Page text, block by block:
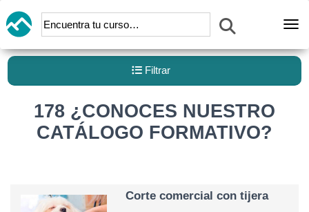
178 ¿CONOCES NUESTRO
CATÁLOGO FORMATIVO?
Filtrar
Corte comercial con tijera